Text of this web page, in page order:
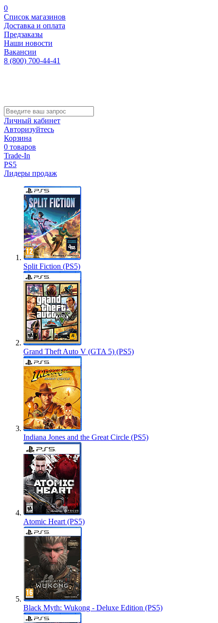
0
Список магазинов
Доставка и оплата
Предзаказы
Наши новости
Вакансии
8 (800) 700-44-41
Личный кабинет
Авторизуйтесь
Корзина
0 товаров
Trade-In
PS5
Лидеры продаж
Split Fiction (PS5)
Grand Theft Auto V (GTA 5) (PS5)
Indiana Jones and the Great Circle (PS5)
Atomic Heart (PS5)
Black Myth: Wukong - Deluxe Edition (PS5)